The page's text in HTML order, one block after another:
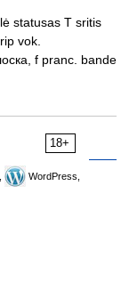
statusas T sritis
vok.
f pranc. bande
18+
WordPress,